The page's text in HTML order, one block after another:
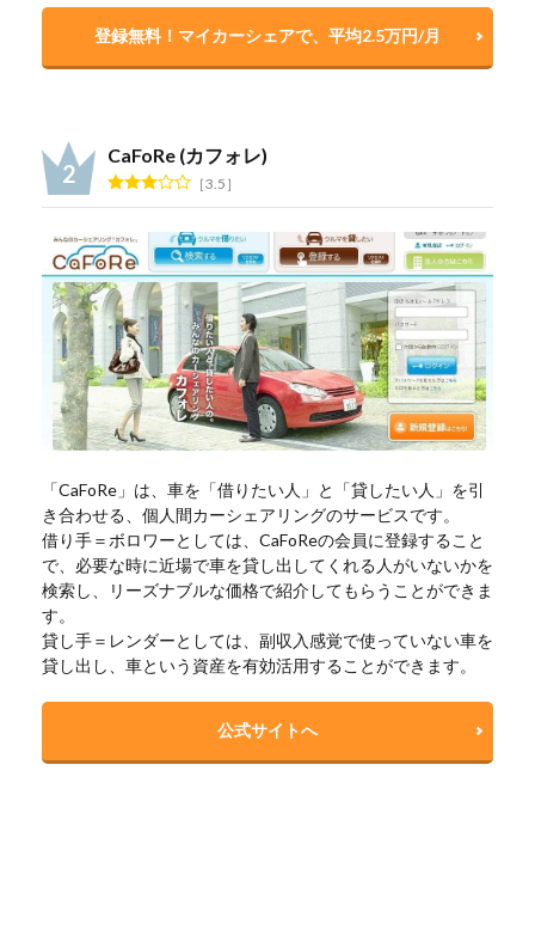
登録無料！マイカーシェアで、平均2.5万円/月
CaFoRe (カフォレ)
3.5
「CaFoRe」は、車を「借りたい人」と「貸したい人」を引
き合わせる、個人間カーシェアリングのサービスです。
借り手＝ボロワーとしては、CaFoReの会員に登録すること
で、必要な時に近場で車を貸し出してくれる人がいないかを
検索し、リーズナブルな価格で紹介してもらうことができま
す。
貸し手＝レンダーとしては、副収入感覚で使っていない車を
貸し出し、車という資産を有効活用することができます。
公式サイトへ